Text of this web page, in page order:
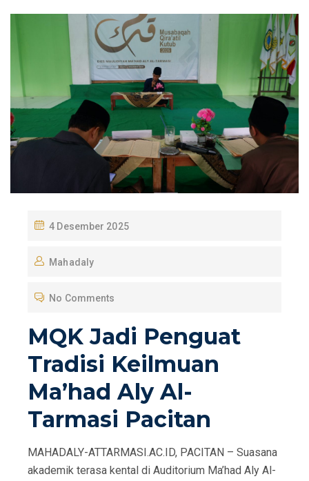
P
S
E
O
N
4 Desember 2025
Mahadaly
No Comments
MQK Jadi Penguat
Tradisi Keilmuan
Ma’had Aly Al-
Tarmasi Pacitan
MAHADALY-ATTARMASI.AC.ID, PACITAN – Suasana
akademik terasa kental di Auditorium Ma’had Aly Al-